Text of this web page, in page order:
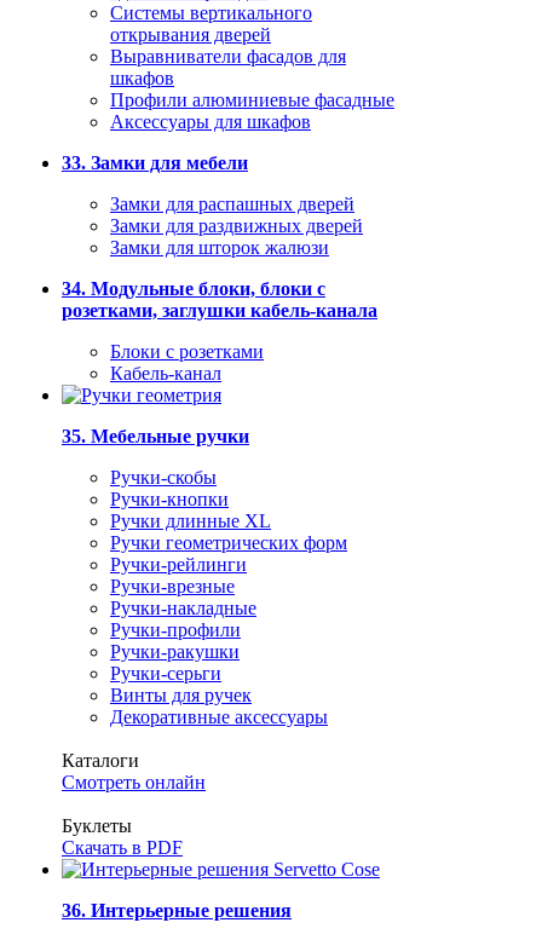
Системы вертикального
открывания дверей
Выравниватели фасадов для
шкафов
Профили алюминиевые фасадные
Аксессуары для шкафов
33. Замки для мебели
Замки для распашных дверей
Замки для раздвижных дверей
Замки для шторок жалюзи
34. Модульные блоки, блоки с
розетками, заглушки кабель-канала
Блоки с розетками
Кабель-канал
35. Мебельные ручки
Ручки-скобы
Ручки-кнопки
Ручки длинные XL
Ручки геометрических форм
Ручки-рейлинги
Ручки-врезные
Ручки-накладные
Ручки-профили
Ручки-ракушки
Ручки-серьги
Винты для ручек
Декоративные аксессуары
Каталоги
Смотреть онлайн
Буклеты
Скачать в PDF
36. Интерьерные решения